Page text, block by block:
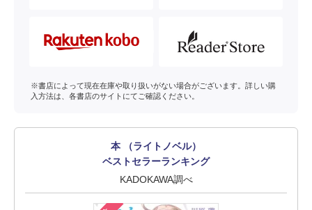
※書店によって現在在庫や取り扱いがない場合がございます。詳しい購
入方法は、各書店のサイトにてご確認ください。
本 （ライトノベル）
ベストセラーランキング
KADOKAWA調べ